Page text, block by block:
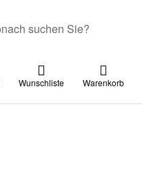
Wunschliste Warenkorb